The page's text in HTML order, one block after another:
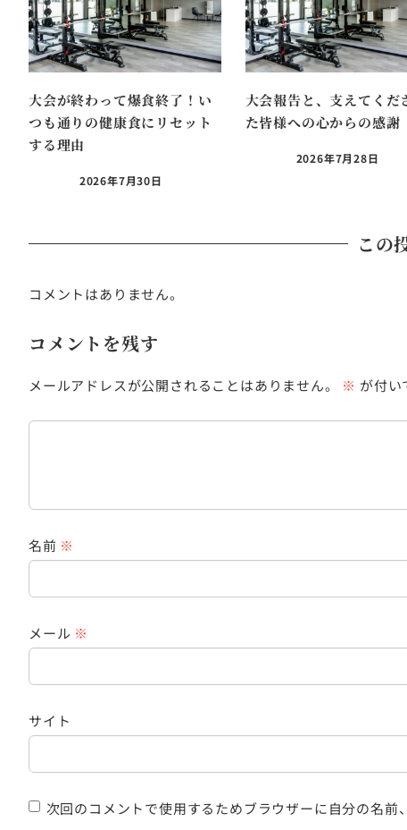
大会が終わって爆食終了！い
つも通りの健康食にリセット
する理由
2026年7月30日
大会報告と、支えてくだ
た皆様への心からの感謝
2026年7月28日
この
コメントはありません。
コメントを残す
メールアドレスが公開されることはありません。 ※ が付い
名前 ※
メール ※
サイト
次回のコメントで使用するためブラウザーに自分の名前